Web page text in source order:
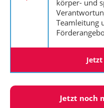
körper- und
Teamleitung
Jetzt noch